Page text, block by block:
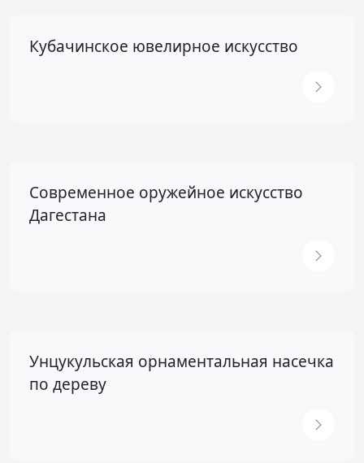
Кубачинское ювелирное искусство
Современное оружейное искусство
Дагестана
Унцукульская орнаментальная насечка
по дереву